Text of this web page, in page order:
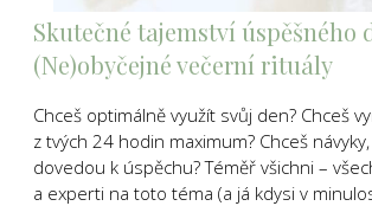
Skutečné tajemství úspěšného
(Ne)obyčejné večerní rituály
Chceš optimálně využít svůj den? Chceš
z tvých 24 hodin maximum? Chceš
dovedou k úspěchu? Téměř všichni –
a experti na toto téma (a já kdysi v